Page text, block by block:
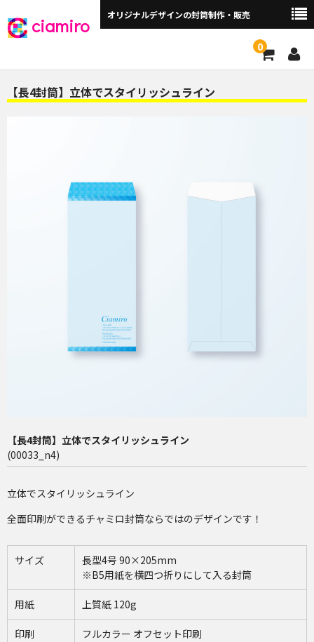
ciamiro オリジナルデザインの封筒制作・販売
0
封筒サイズから探す ▼
長4（90×205mm）
洋2（162×114mm）
料金表
お問い合わせ
【長4封筒】立体でスタイリッシュライン
【長4封筒】立体でスタイリッシュライン
(00033_n4)
立体でスタイリッシュライン
全面印刷ができるチャミロ封筒ならではのデザインです！
サイズ
長型4号 90×205mm
※B5用紙を横四つ折りにして入る封筒
用紙 上質紙 120g
印刷 フルカラー オフセット印刷